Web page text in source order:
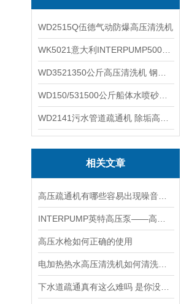
WD2515Q伍德气动防爆高压清洗机
相关文章
高压水枪如何正确的使用